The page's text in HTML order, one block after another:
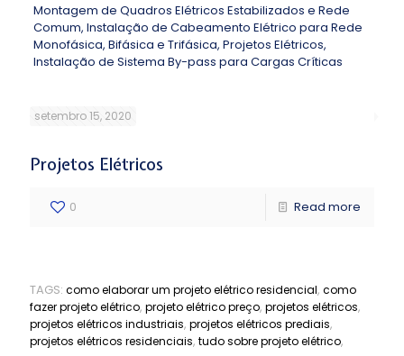
Montagem de Quadros Elétricos Estabilizados e Rede
Comum, Instalação de Cabeamento Elétrico para Rede
Monofásica, Bifásica e Trifásica, Projetos Elétricos,
Instalação de Sistema By-pass para Cargas Críticas
setembro 15, 2020
Projetos Elétricos
0 Read more
TAGS: como elaborar um projeto elétrico residencial, como
fazer projeto elétrico, projeto elétrico preço, projetos elétricos,
projetos elétricos industriais, projetos elétricos prediais,
projetos elétricos residenciais, tudo sobre projeto elétrico,